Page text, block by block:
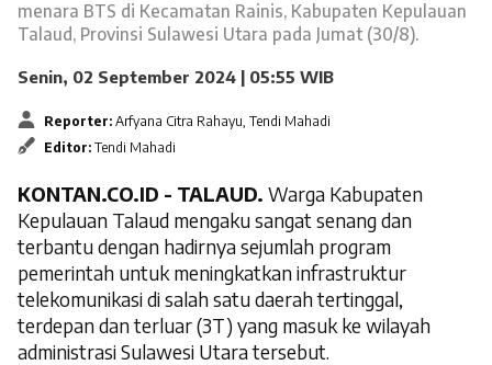
menara BTS di Kecamatan Rainis, Kabupaten Kepulauan
Talaud, Provinsi Sulawesi Utara pada Jumat (30/8).
Senin, 02 September 2024 | 05:55 WIB
Reporter: Arfyana Citra Rahayu, Tendi Mahadi
Editor: Tendi Mahadi
KONTAN.CO.ID - TALAUD. Warga Kabupaten
Kepulauan Talaud mengaku sangat senang dan
terbantu dengan hadirnya sejumlah program
pemerintah untuk meningkatkan infrastruktur
telekomunikasi di salah satu daerah tertinggal,
terdepan dan terluar (3T) yang masuk ke wilayah
administrasi Sulawesi Utara tersebut.